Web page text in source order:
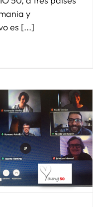
y
es [...]